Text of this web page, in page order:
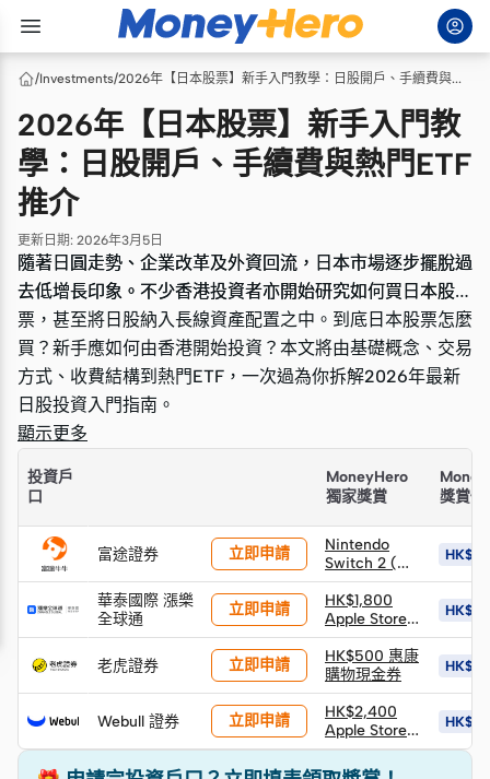
/Investments/ 2026年【日本股票】新手入門教學：日股開戶、手續費與熱門ETF推介
2026年【日本股票】新手入門教
學：日股開戶、手續費與熱門ETF
推介
更新日期: 2026年3月5日
隨著日圓走勢、企業改革及外資回流，日本市場逐步擺脫過
去低增長印象。不少香港投資者亦開始研究如何買日本股
票，甚至將日股納入長線資產配置之中。到底日本股票怎麼
買？新手應如何由香港開始投資？本文將由基礎概念、交易
方式、收費結構到熱門ETF，一次過為你拆解2026年最新
日股投資入門指南。
隨著日圓走勢、企業改革及外資回流，日本市場逐步擺脫過
去低增長印象。不少香港投資者亦開始研究如何買日本股
票，甚至將日股納入長線資產配置之中。到底日本股票怎麼
買？新手應如何由香港開始投資？本文將由基礎概念、交易
方式、收費結構到熱門ETF，一次過為你拆解2026年最新
日股投資入門指南。
顯示更多
投資戶
口
MoneyHero
獨家獎賞
獎賞價
富途證券 立即申請
Nintendo
Switch 2 (價
值HK$3,700)
(需以換購價
HK$1,400換
領)
華泰國際 漲樂
全球通
立即申請
HK$1,800
Apple Store
禮品卡 +
HK$600 股票
返現券 +
HK$900 股票
返現券 (*由華
泰發放)
老虎證券 立即申請
HK$500 惠康
購物現金券
Webull 證券 立即申請
HK$2,400
Apple Store
禮品卡